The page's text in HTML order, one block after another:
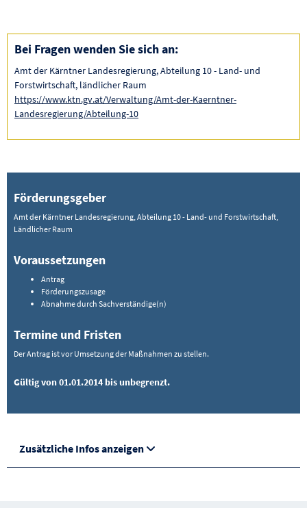
Bei Fragen wenden Sie sich an:
Amt der Kärntner Landesregierung, Abteilung 10 - Land- und
Forstwirtschaft, ländlicher Raum
https://www.ktn.gv.at/Verwaltung/Amt-der-Kaerntner-
Landesregierung/Abteilung-10
Förderungsgeber
Amt der Kärntner Landesregierung, Abteilung 10 - Land- und Forstwirtschaft,
Ländlicher Raum
Voraussetzungen
Antrag
Förderungszusage
Abnahme durch Sachverständige(n)
Termine und Fristen
Der Antrag ist vor Umsetzung der Maßnahmen zu stellen.
Gültig von 01.01.2014 bis unbegrenzt.
Zusätzliche Infos anzeigen